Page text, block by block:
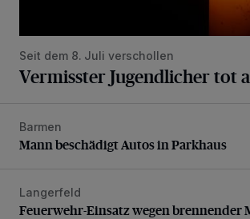
Seit dem 8. Juli verschollen
Vermisster Jugendlicher tot
Mann beschädigt Autos in Parkhaus
Barmen
Mann beschädigt Autos in Parkhaus
Feuerwehr-Einsatz wegen brennender
Langerfeld
Feuerwehr-Einsatz wegen brennender